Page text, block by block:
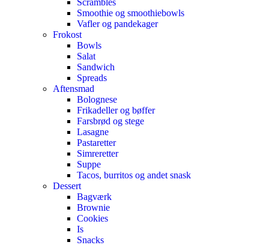
Scrambles
Smoothie og smoothiebowls
Vafler og pandekager
Frokost
Bowls
Salat
Sandwich
Spreads
Aftensmad
Bolognese
Frikadeller og bøffer
Farsbrød og stege
Lasagne
Pastaretter
Simreretter
Suppe
Tacos, burritos og andet snask
Dessert
Bagværk
Brownie
Cookies
Is
Snacks